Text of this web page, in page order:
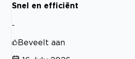
Snel en efficiënt
-
Beveelt aan